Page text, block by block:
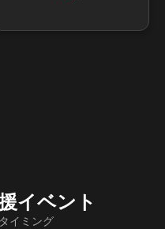
イベント
イミング